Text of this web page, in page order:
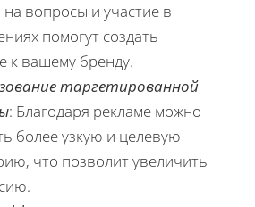
вопросы и участие в
помогут создать
к вашему бренду.
таргетированной
: Благодаря рекламе можно
более узкую и целевую
что позволит увеличить